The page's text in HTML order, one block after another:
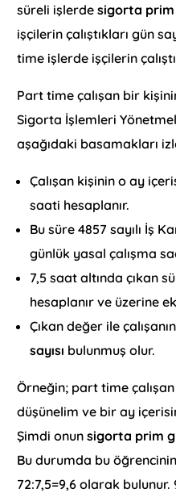
süreli işlerdesigorta prim
işçilerin çalıştıkları gün
time işlerde işçilerin
Part time çalışan bir
Sigorta İşlemleri
aşağıdaki basamakları
Çalışan kişinin o ay
saati hesaplanır.
Bu süre 4857 sayılı İş
günlük yasal çalışma
7,5 saat altında çıkan
hesaplanır ve üzerine
Çıkan değer ile
sayısı bulunmuş olur.
Örneğin; part time
düşünelim ve bir ay
Şimdi onunsigorta prim
Bu durumda bu öğrencinin
72:7,5=9,6 olarak